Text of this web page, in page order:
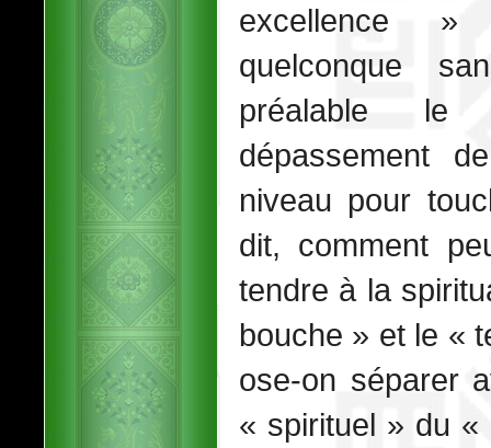
excellence
quelconque
préalable le
dépassement
niveau pour
dit, comment
tendre à la
bouche » et le «
ose-on séparer
« spirituel » du